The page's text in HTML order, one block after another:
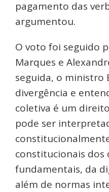
pagamento das
argumentou.
O voto foi seguido
Marques e
seguida, o ministro
divergência e
coletiva é um
pode ser
constitucionais dos
fundamentais, da
além de normas